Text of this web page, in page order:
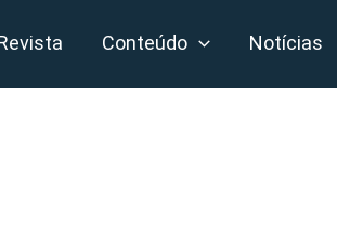
Conteúdo Notícias